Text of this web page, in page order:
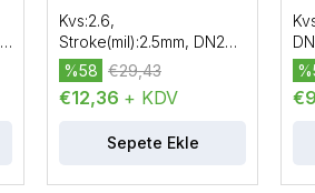
Kvs:2.6,
Stroke(mil):2.5mm, DN20
(3/4"), PN10, On/Off Vana
€12,36 + KDV
%58 €29,43
Sepete Ekle